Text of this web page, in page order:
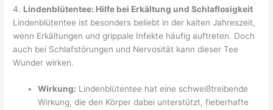
4. Lindenblütentee: Hilfe bei Erkältung und Schlaflosigkeit
Lindenblütentee ist besonders beliebt in der kalten Jahreszeit,
wenn Erkältungen und grippale Infekte häufig auftreten. Doch
auch bei Schlafstörungen und Nervosität kann dieser Tee
Wunder wirken.
Wirkung: Lindenblütentee hat eine schweißtreibende
Wirkung, die den Körper dabei unterstützt, fieberhafte